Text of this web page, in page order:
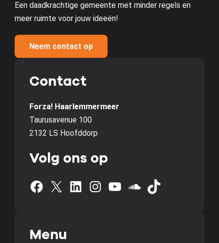
Een daadkrachtige gemeente met minder regels en
meer ruimte voor jouw ideeën!
Neem contact op
Contact
Forza! Haarlemmermeer
Taurusavenue 100
2132 LS Hoofddorp
Volg ons op
Facebook X LinkedIn Instagram YouTube SoundCloud TikTok
Menu